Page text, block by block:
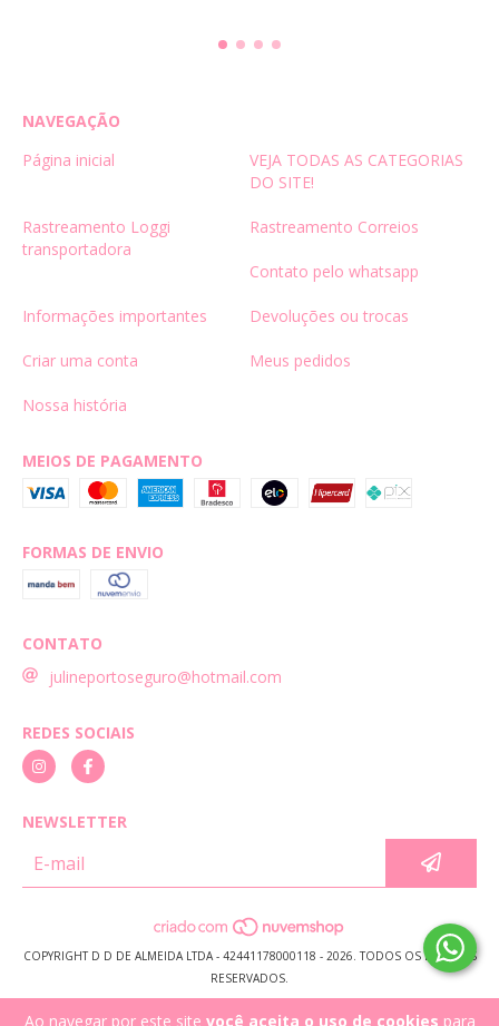
Ao navegar por este site você aceita o uso de cookies para
NAVEGAÇÃO
Página inicial
VEJA TODAS AS CATEGORIAS
DO SITE!
Rastreamento Loggi
transportadora
Rastreamento Correios
Contato pelo whatsapp
Informações importantes Devoluções ou trocas
Criar uma conta Meus pedidos
Nossa história
MEIOS DE PAGAMENTO
FORMAS DE ENVIO
CONTATO
julineportoseguro@hotmail.com
REDES SOCIAIS
NEWSLETTER
COPYRIGHT D D DE ALMEIDA LTDA - 42441178000118 - 2026. TODOS OS DIREITOS
RESERVADOS.